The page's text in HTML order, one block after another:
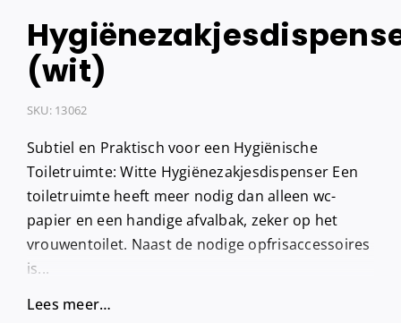
(wit)
SKU: 13062
Subtiel en Praktisch voor een Hygiënische
Toiletruimte: Witte Hygiënezakjesdispenser Een
toiletruimte heeft meer nodig dan alleen wc-
papier en een handige afvalbak, zeker op het
vrouwentoilet. Naast de nodige opfrisaccessoires
is...
Lees meer…